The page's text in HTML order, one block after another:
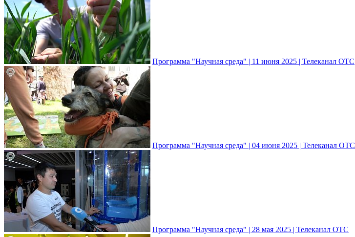
Программа "Научная среда" | 11 июня 2025 | Телеканал ОТС
Программа "Научная среда" | 04 июня 2025 | Телеканал ОТС
Программа "Научная среда" | 28 мая 2025 | Телеканал ОТС